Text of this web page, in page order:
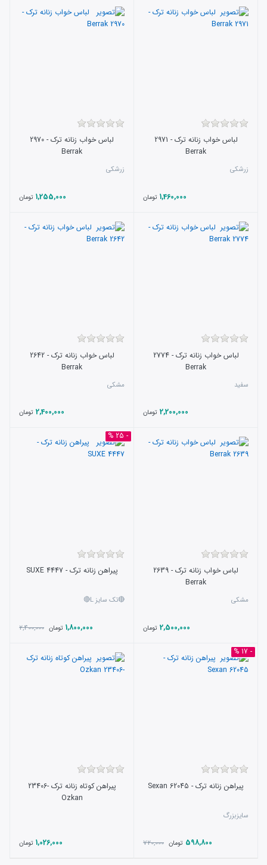
لباس خواب زنانه ترک - 2971
Berrak
زرشکی
1,460,000 تومان
لباس خواب زنانه ترک - 2970
Berrak
زرشکی
1,255,000 تومان
لباس خواب زنانه ترک - 2774
Berrak
سفید
2,200,000 تومان
لباس خواب زنانه ترک - 2642
Berrak
مشکی
2,400,000 تومان
لباس خواب زنانه ترک - 2639
Berrak
مشکی
2,500,000 تومان
- 25 %
پیراهن زنانه ترک - 4447 SUXE
🔴تک سایز L🔴
1,800,000 تومان 2,400,000
- 17 %
پیراهن زنانه ترک - 62045 Sexan
سایزبزرگ
598,800 تومان 720,000
پیراهن کوتاه زنانه ترک -23406
Ozkan
1,026,000 تومان